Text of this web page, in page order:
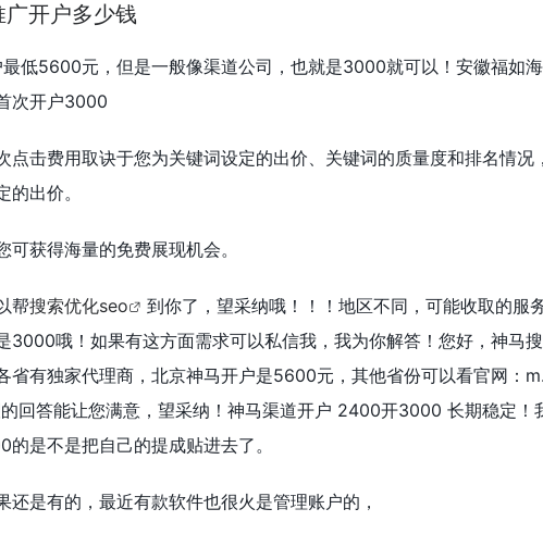
开户多少钱
低5600元，但是一般像渠道公司，也就是3000就可以！安徽福如
次开户3000
点击费用取诀于您为关键词设定的出价、关键词的质量度和排名情况
出价。
可获得海量的免费展现机会。
帮搜索优化seo
到你了，望采纳哦！！！地区不同，可能收取的服
3000哦！如果有这方面需求可以私信我，我为你解答！您好，神马
省有独家代理商，北京神马开户是5600元，其他省份可以看官网：
回答能让您满意，望采纳！神马渠道开户 2400开3000 长期稳定！
是不是把自己的提成贴进去了。
还是有的，最近有款软件也很火是管理账户的，